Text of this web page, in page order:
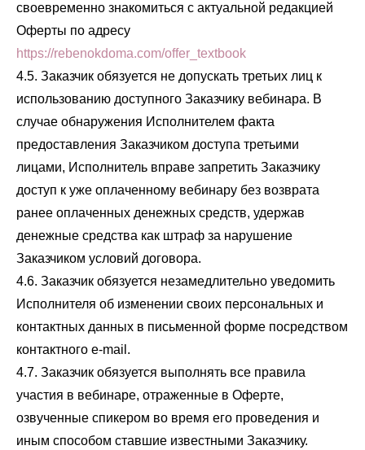
своевременно знакомиться с актуальной редакцией
Оферты по адресу
https://rebenokdoma.com/offer_textbook
4.5. Заказчик обязуется не допускать третьих лиц к
использованию доступного Заказчику вебинара. В
случае обнаружения Исполнителем факта
предоставления Заказчиком доступа третьими
лицами, Исполнитель вправе запретить Заказчику
доступ к уже оплаченному вебинару без возврата
ранее оплаченных денежных средств, удержав
денежные средства как штраф за нарушение
Заказчиком условий договора.
4.6. Заказчик обязуется незамедлительно уведомить
Исполнителя об изменении своих персональных и
контактных данных в письменной форме посредством
контактного e-mail.
4.7. Заказчик обязуется выполнять все правила
участия в вебинаре, отраженные в Оферте,
озвученные спикером во время его проведения и
иным способом ставшие известными Заказчику.